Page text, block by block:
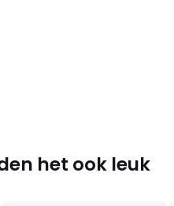
het ook leuk